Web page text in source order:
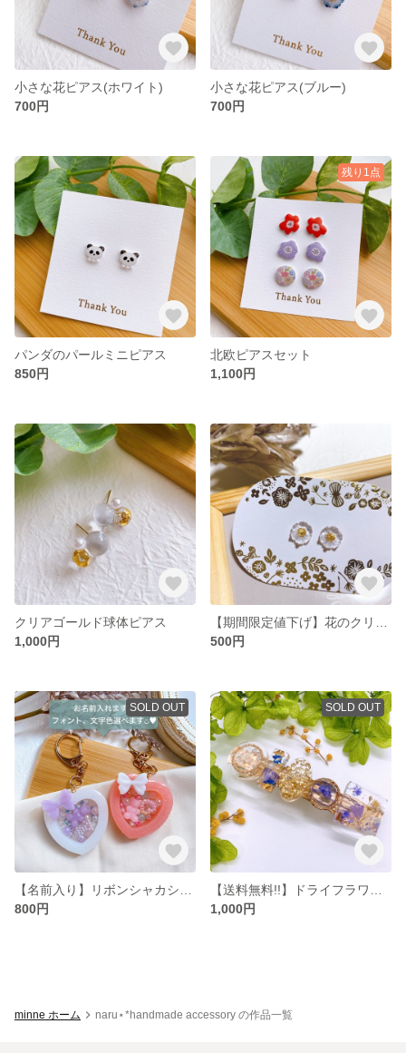
小さな花ピアス(ホワイト)
700円
小さな花ピアス(ブルー)
700円
パンダのパールミニピアス
850円
残り1点
北欧ピアスセット
1,100円
クリアゴールド球体ピアス
1,000円
500円
SOLD OUT
800円
SOLD OUT
1,000円
minne ホーム naru⋆*handmade accessory の作品一覧